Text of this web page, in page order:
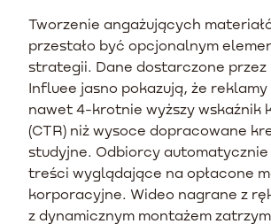
Tworzenie angażujących
przestało być opcjonalnym
strategii. Dane dostarczone
Influee jasno pokazują, że
nawet 4-krotnie wyższy wskaźnik
(CTR) niż wysoce dopracowane
studyjne. Odbiorcy
treści wyglądające na opłacone
korporacyjne. Wideo nagrane z
z dynamicznym montażem